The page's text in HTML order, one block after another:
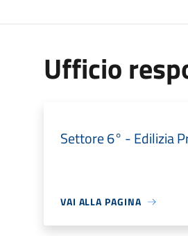
Ufficio
Settore 6° - Edilizia
VAI ALLA PAGINA